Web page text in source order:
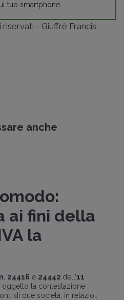
tuo smartphone.
- Giuffrè Francis
anche
ai fini della
la
24416 e 24442 dell’11
oggetto la contestazione
di due società, in relazio..